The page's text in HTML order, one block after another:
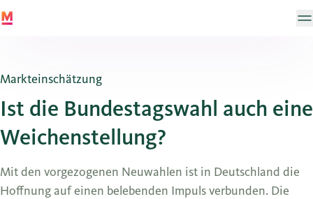
Markteinschätzung
Ist die Bundestagswahl auch eine
Weichenstellung?
Mit den vorgezogenen Neuwahlen ist in Deutschland die
Hoffnung auf einen belebenden Impuls verbunden. Die